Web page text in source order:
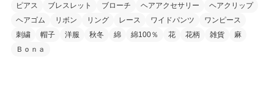
ピアス
ブレスレット ブローチ ヘアアクセサリー
ヘアクリップ
ヘアゴム
リボン リング レース ワイドパンツ
ワンピース
刺繍
帽子 洋服 秋冬 綿 綿100％ 花 花柄 雑貨
麻
Ｂｏｎａ